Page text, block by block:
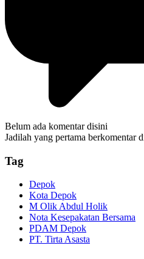
Belum ada komentar disini
Jadilah yang pertama berkomentar
Tag
Depok
Kota Depok
M Olik Abdul Holik
Nota Kesepakatan Bersama
PDAM Depok
PT. Tirta Asasta